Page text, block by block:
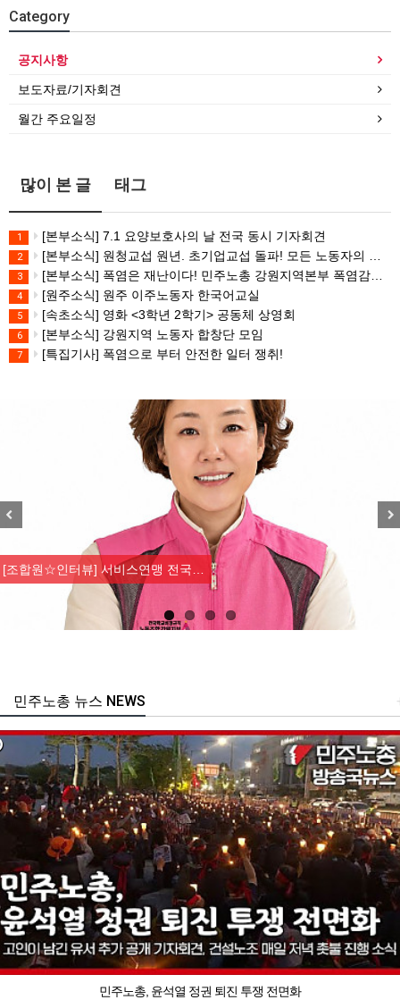
Category
공지사항
보도자료/기자회견
월간 주요일정
많이 본 글 태그
1 [본부소식] 7.1 요양보호사의 날 전국 동시 기자회견
2 [본부소식] 원청교섭 원년. 초기업교섭 돌파! 모든 노동자의 노동기본권 쟁취! 민주노총 7.15 총파업대회
3 [본부소식] 폭염은 재난이다! 민주노총 강원지역본부 폭염감시단 선포 기자회견
4 [원주소식] 원주 이주노동자 한국어교실
5 [속초소식] 영화 <3학년 2학기> 공동체 상영회
6 [본부소식] 강원지역 노동자 합창단 모임
7 [특집기사] 폭염으로 부터 안전한 일터 쟁취!
[조합원☆인터뷰] 서비스연맹 전국…
주노총 뉴스 NEWS
민주노총, 윤석열 정권 퇴진 투쟁 전면화